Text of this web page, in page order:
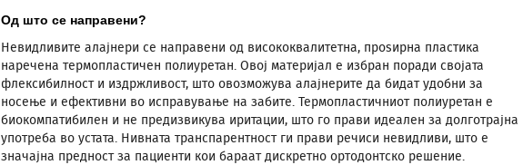
Од што се направени?
Невидливите алајнери се направени од висококвалитетна, проѕирна пластика
наречена термопластичен полиуретан. Овој материјал е избран поради својата
флексибилност и издржливост, што овозможува алајнерите да бидат удобни за
носење и ефективни во исправување на забите. Термопластичниот полиуретан е
биокомпатибилен и не предизвикува иритации, што го прави идеален за долготрајна
употреба во устата. Нивната транспарентност ги прави речиси невидливи, што е
значајна предност за пациенти кои бараат дискретно ортодонтско решение.